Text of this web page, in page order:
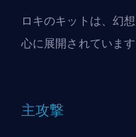
ロキのキットは、幻
心に展開されていま
主攻撃